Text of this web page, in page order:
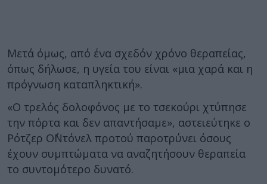
Μετά όμως, από ένα σχεδόν χρόνο θεραπείας,
όπως δήλωσε, η υγεία του είναι «μια χαρά και η
πρόγνωση καταπληκτική».
«Ο τρελός δολοφόνος με το τσεκούρι χτύπησε
την πόρτα και δεν απαντήσαμε», αστειεύτηκε ο
Ρότζερ Ο΄Ντόνελ προτού παροτρύνει όσους
έχουν συμπτώματα να αναζητήσουν θεραπεία
το συντομότερο δυνατό.